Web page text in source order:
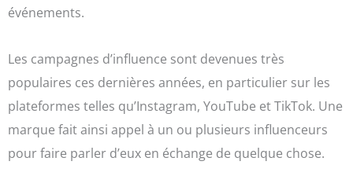
événements.
Les campagnes d’influence sont devenues très
populaires ces dernières années, en particulier sur les
plateformes telles qu’Instagram, YouTube et TikTok. Une
marque fait ainsi appel à un ou plusieurs influenceurs
pour faire parler d’eux en échange de quelque chose.